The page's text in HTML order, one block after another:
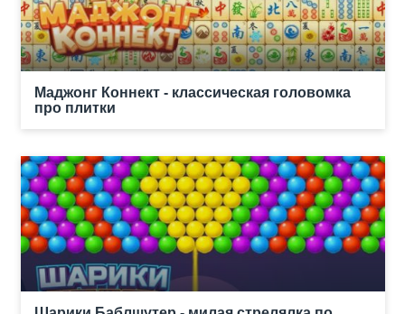
Маджонг Коннект - классическая головомка
про плитки